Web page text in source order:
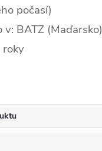
počasí)
v: BATZ (Maďarsko)
roky